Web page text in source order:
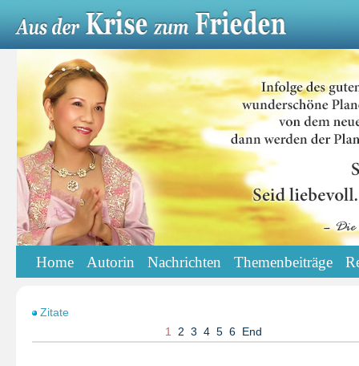
Home Autorin Nachrichten Themenbeiträge
Zitate
1
2 3 4 5 6 End